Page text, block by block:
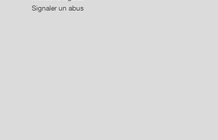
Signaler un abus